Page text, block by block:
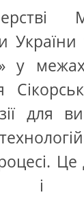
України
у межах
для
Це
і